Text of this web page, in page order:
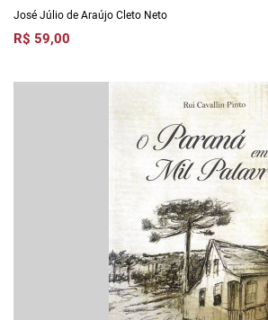
José Júlio de Araújo Cleto Neto
R$ 59,00